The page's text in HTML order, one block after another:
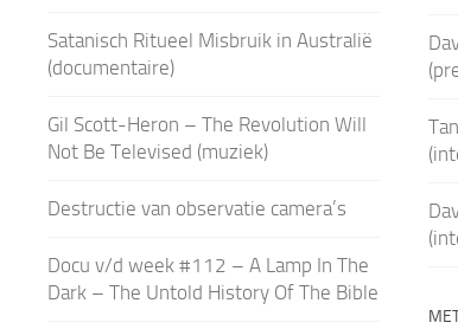
Satanisch Ritueel Misbruik in Australië
(documentaire)
Gil Scott-Heron – The Revolution Will
Not Be Televised (muziek)
Destructie van observatie camera’s
Docu v/d week #112 – A Lamp In The
Dark – The Untold History Of The Bible